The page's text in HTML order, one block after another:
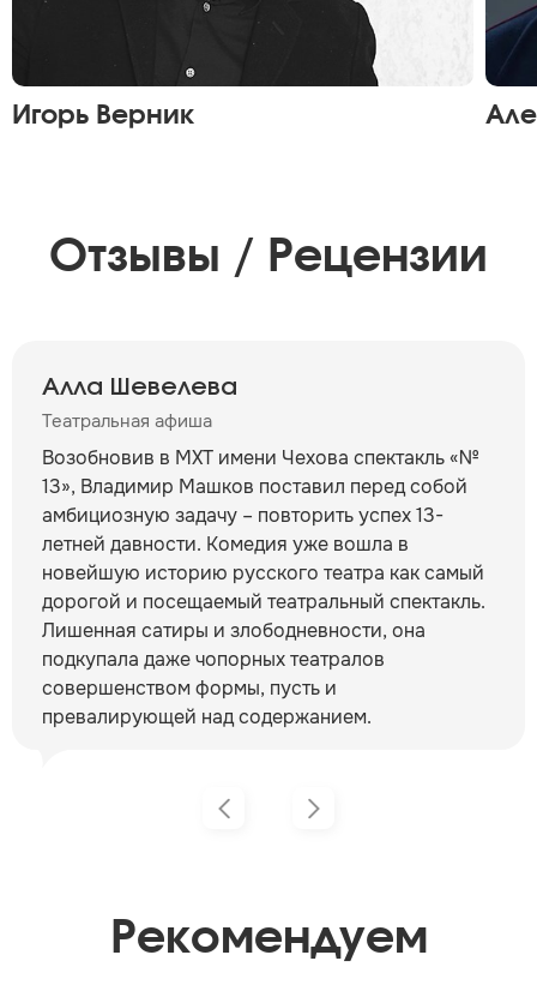
Игорь Верник
Отзывы / Рецензии
Алла Шевелева
Театральная афиша
Возобновив в МХТ имени Чехова спектакль «№
13», Владимир Машков поставил перед собой
амбициозную задачу – повторить успех 13-
летней давности. Комедия уже вошла в
новейшую историю русского театра как самый
дорогой и посещаемый театральный спектакль.
Лишенная сатиры и злободневности, она
подкупала даже чопорных театралов
совершенством формы, пусть и
превалирующей над содержанием.
Рекомендуем